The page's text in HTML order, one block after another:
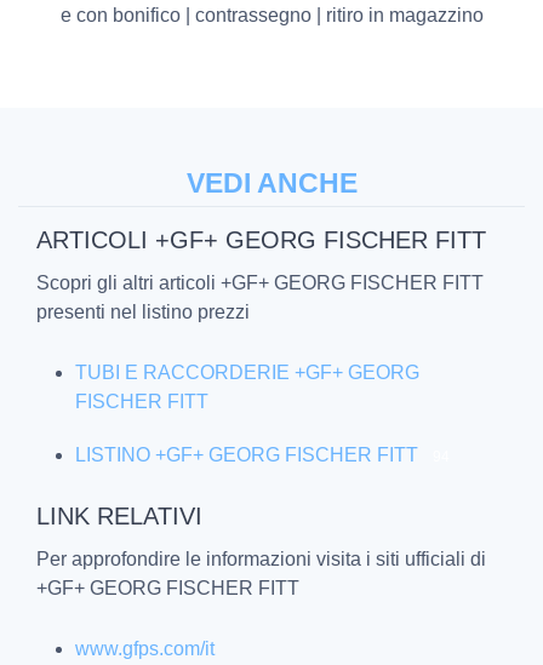
e con bonifico | contrassegno | ritiro in magazzino
VEDI ANCHE
ARTICOLI +GF+ GEORG FISCHER FITT
Scopri gli altri articoli +GF+ GEORG FISCHER FITT
presenti nel listino prezzi
TUBI E RACCORDERIE +GF+ GEORG
FISCHER FITT
LISTINO +GF+ GEORG FISCHER FITT
LINK RELATIVI
Per approfondire le informazioni visita i siti ufficiali di
+GF+ GEORG FISCHER FITT
www.gfps.com/it